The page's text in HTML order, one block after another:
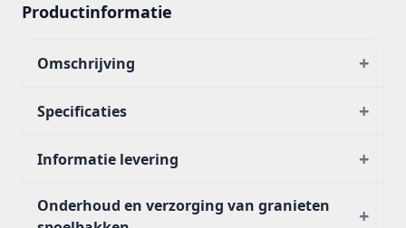
Productinformatie
Omschrijving +
Specificaties +
Informatie levering +
Onderhoud en verzorging van granieten
+